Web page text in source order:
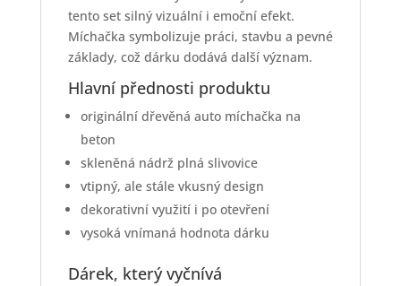
tento set silný vizuální i emoční efekt.
Míchačka symbolizuje práci, stavbu a pevné
základy, což dárku dodává další význam.
Hlavní přednosti produktu
originální dřevěná auto míchačka na
beton
skleněná nádrž plná slivovice
vtipný, ale stále vkusný design
dekorativní využití i po otevření
vysoká vnímaná hodnota dárku
Dárek, který vyčnívá